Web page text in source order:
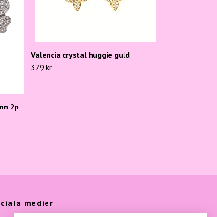
2p
Valencia crystal huggie guld
379 kr
medier